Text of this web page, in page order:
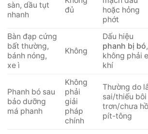
sàn, dầu tụt
nhanh
đủ
hoặc hỏng
phớt
Bàn đạp cứng
bất thường,
bánh nóng,
xe ì
Không
Dấu hiệu
phanh bị bó,
không phải e
khí
Phanh bó sau
bảo dưỡng
má phanh
Không
phải
giải
pháp
chính
Thường do
sai/thiếu bôi
trơn/chưa
pít-tông